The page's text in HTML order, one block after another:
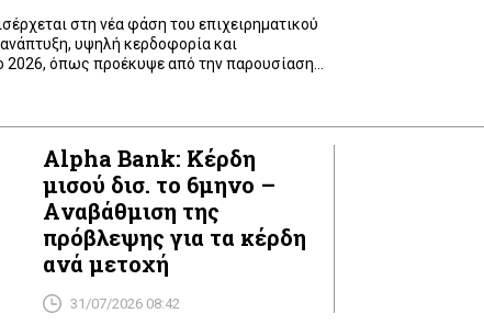
στη νέα φάση του επιχειρηματικού
υψηλή κερδοφορία και
2026, όπως προέκυψε από την παρουσίαση
και τον CFO Βασίλη Κοσμά. Η διοίκηση
για την […]
Alpha Bank: Κέρδη
μισού δισ. το 6μηνο –
Aναβάθμιση της
πρόβλεψης για τα κέρδη
ανά μετοχή
31/07/2026 08:42